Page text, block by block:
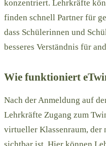
konzentriert. Lehrkräfte
finden schnell Partner für
dass Schülerinnen und
besseres Verständnis für
Wie funktioniert
Nach der Anmeldung auf
Lehrkräfte Zugang zum
virtueller Klassenraum,